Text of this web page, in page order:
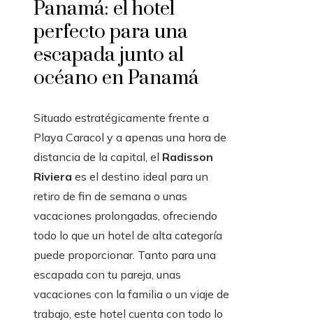
Panamá: el hotel
perfecto para una
escapada junto al
océano en Panamá
Situado estratégicamente frente a
Playa Caracol y a apenas una hora de
distancia de la capital, el Radisson
Riviera es el destino ideal para un
retiro de fin de semana o unas
vacaciones prolongadas, ofreciendo
todo lo que un hotel de alta categoría
puede proporcionar. Tanto para una
escapada con tu pareja, unas
vacaciones con la familia o un viaje de
trabajo, este hotel cuenta con todo lo